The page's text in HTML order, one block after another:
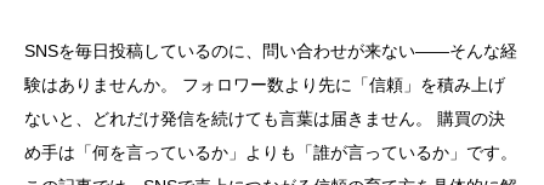
SNSを毎日投稿しているのに、問い合わせが来ない——そんな経
験はありませんか。 フォロワー数より先に「信頼」を積み上げ
ないと、どれだけ発信を続けても言葉は届きません。 購買の決
め手は「何を言っているか」よりも「誰が言っているか」です。